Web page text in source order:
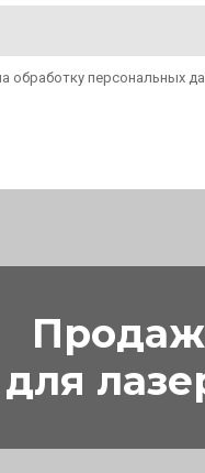
обработку персональных
для